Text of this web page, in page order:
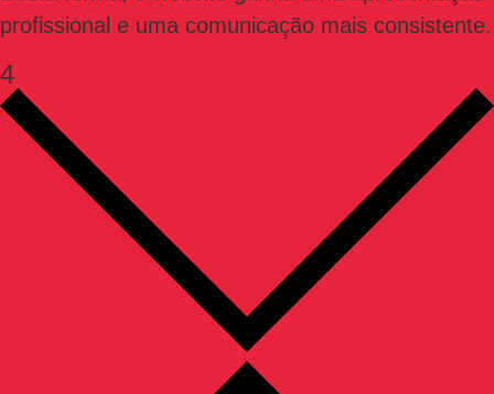
profissional e uma comunicação mais consistente.
4